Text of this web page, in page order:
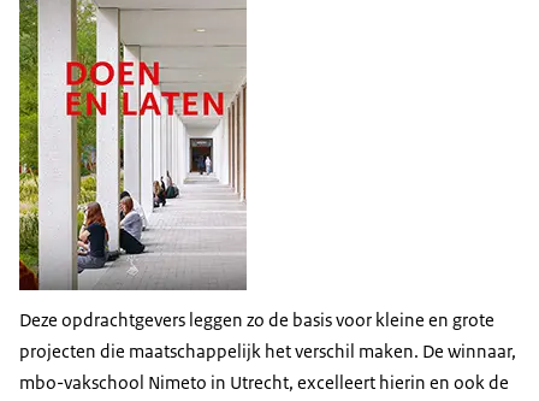
Deze opdrachtgevers leggen zo de basis voor kleine en grote
projecten die maatschappelijk het verschil maken. De winnaar,
mbo-vakschool Nimeto in Utrecht, excelleert hierin en ook de